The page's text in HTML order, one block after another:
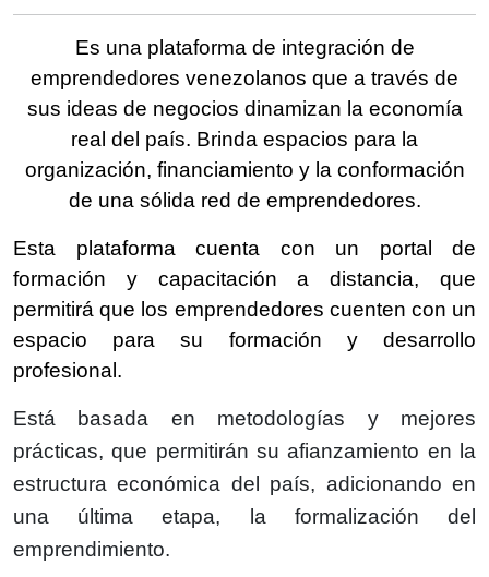
Es una plataforma de integración de
emprendedores venezolanos que a través de
sus ideas de negocios dinamizan la economía
real del país. Brinda espacios para la
organización, financiamiento y la conformación
de una sólida red de emprendedores.
Esta plataforma cuenta con un portal de
formación y capacitación a distancia, que
permitirá que los emprendedores cuenten con un
espacio para su formación y desarrollo
profesional.
Está basada en metodologías y mejores
prácticas, que permitirán su afianzamiento en la
estructura económica del país, adicionando en
una última etapa, la formalización del
emprendimiento.